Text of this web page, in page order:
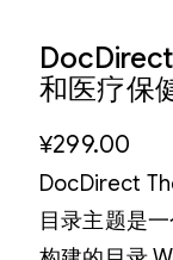
和医疗保
¥299.00
DocDirect
目录主题是